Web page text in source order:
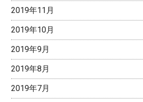
2019年11月
2019年10月
2019年9月
2019年8月
2019年7月